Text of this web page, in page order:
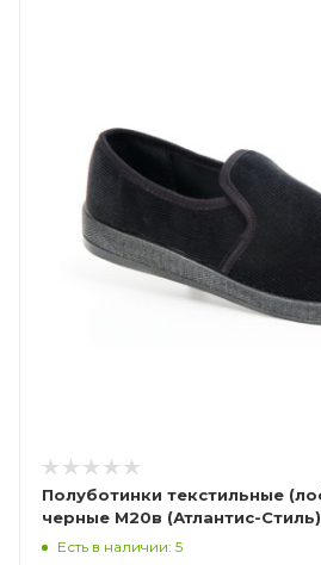
Полуботинки текстильные (лоферы), мужские
черные М20в (Атлантис-Стиль)
Есть в наличии: 5